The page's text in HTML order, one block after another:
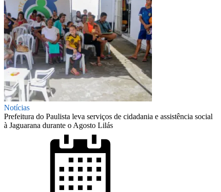
Notícias
Prefeitura do Paulista leva serviços de cidadania e assistência social
à Jaguarana durante o Agosto Lilás